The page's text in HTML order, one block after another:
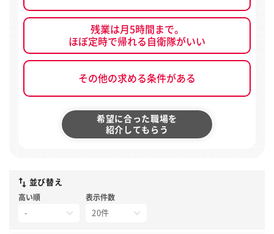
残業は月5時間まで。
ほぼ定時で帰れる自衛隊がいい
その他の求める条件がある
希望に合った職場を
紹介してもらう
並び替え
高い順 表示件数